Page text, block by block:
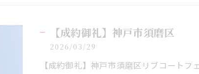
【成約御礼】神戸市須磨区
2026/03/29
【成約御礼】神戸市須磨区リブコート